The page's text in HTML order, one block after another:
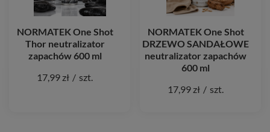
NORMATEK One Shot
Thor neutralizator
zapachów 600 ml
17,99 zł / szt.
NORMATEK One Shot
DRZEWO SANDAŁOWE
neutralizator zapachów
600 ml
17,99 zł / szt.